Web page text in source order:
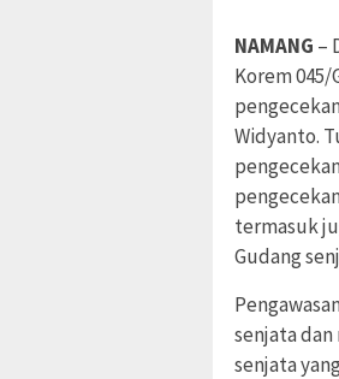
NAMANG –
Korem 045/
Widyanto.
termasuk
Gudang
senjata
senjata